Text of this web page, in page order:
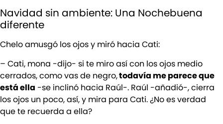
Navidad sin ambiente: Una Nochebuena
diferente
Chelo amusgó los ojos y miró hacia Cati:
– Cati, mona -dijo- si te miro así con los ojos medio
cerrados, como vas de negro,todavía me parece que
está ella -se inclinó hacia Raúl-. Raúl -añadió-, cierra
los ojos un poco, así, y mira para Cati. ¿No es verdad
que te recuerda a ella?